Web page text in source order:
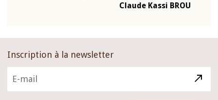
Inscription à la newsletter